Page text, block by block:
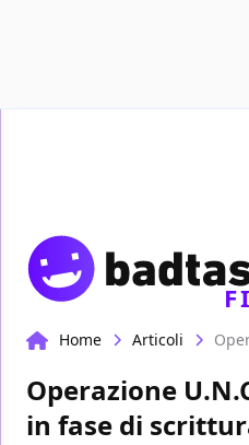
Home Articoli
Operazione
in fase di